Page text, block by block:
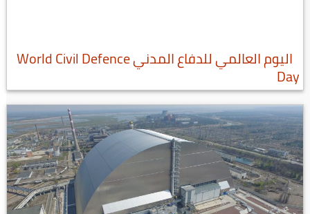
اليوم العالمي للدفاع المدني World Civil Defence
Day